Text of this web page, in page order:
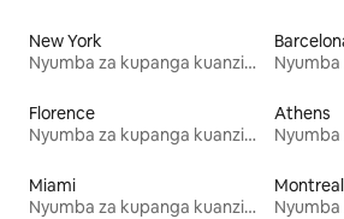
New York
Nyumba za kupanga kuanzia mwezi mmoja
Florence
Nyumba za kupanga kuanzia mwezi mmoja
Athens
Miami
Nyumba za kupanga kuanzia mwezi mmoja
Montreal